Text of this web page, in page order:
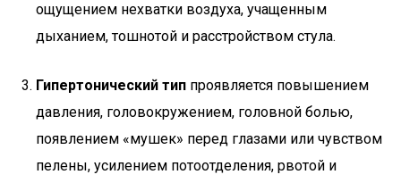
ощущением нехватки воздуха, учащенным
дыханием, тошнотой и расстройством стула.
Гипертонический тип проявляется повышением
давления, головокружением, головной болью,
появлением «мушек» перед глазами или чувством
пелены, усилением потоотделения, рвотой и